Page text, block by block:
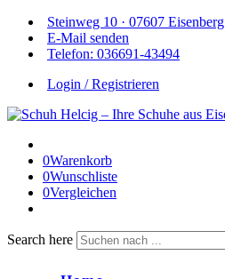
Steinweg 10 · 07607 Eisenberg
E-Mail senden
Telefon: 036691-43494
Login / Registrieren
0Warenkorb
0Wunschliste
0Vergleichen
Search here